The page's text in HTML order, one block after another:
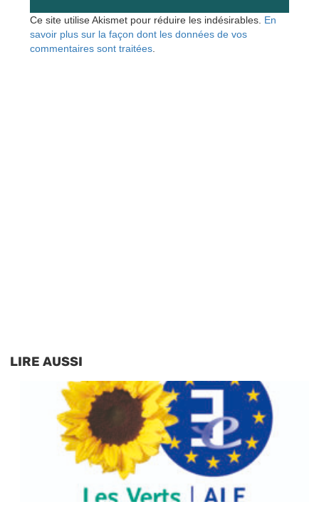
Ce site utilise Akismet pour réduire les indésirables. En
savoir plus sur la façon dont les données de vos
commentaires sont traitées
LIRE AUSSI